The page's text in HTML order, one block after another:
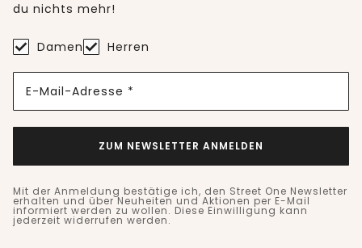
du nichts mehr!
Damen Herren
E-Mail-Adresse *
ZUM NEWSLETTER ANMELDEN
Mit der Anmeldung bestätige ich, den Street One Newsletter
erhalten und über Neuheiten und Aktionen per E-Mail
informiert werden zu wollen. Diese Einwilligung kann
jederzeit widerrufen werden.